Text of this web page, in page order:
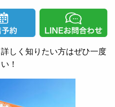
しく知りたい方はぜひ一度
！